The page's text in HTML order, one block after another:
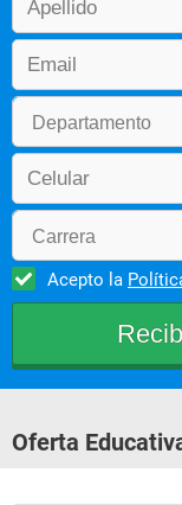
Acepto la
Oferta